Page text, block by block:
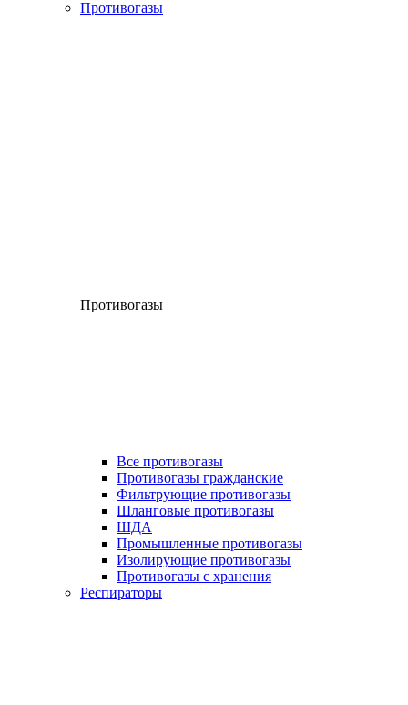
Противогазы
Противогазы
Все противогазы
Противогазы гражданские
Фильтрующие противогазы
Шланговые противогазы
ШДА
Промышленные противогазы
Изолирующие противогазы
Противогазы с хранения
Респираторы